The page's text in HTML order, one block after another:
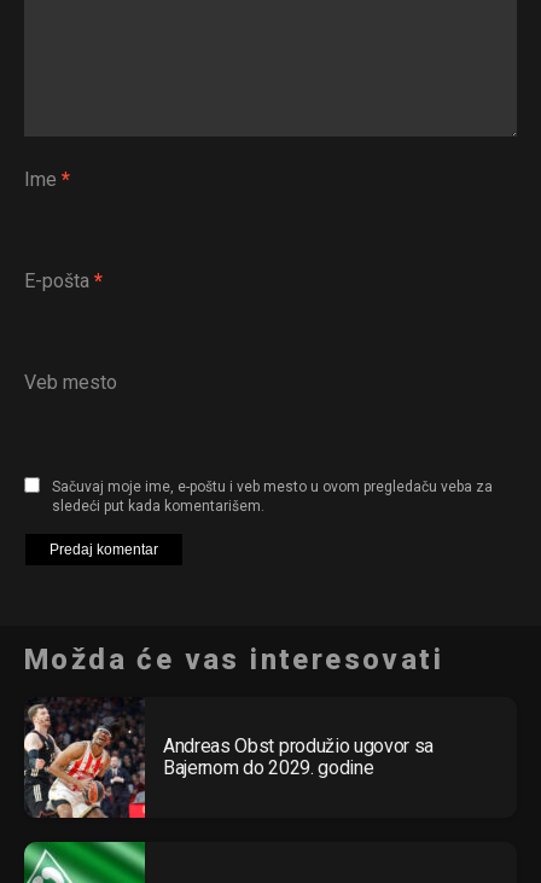
Ime *
E-pošta *
Veb mesto
Sačuvaj moje ime, e-poštu i veb mesto u ovom pregledaču veba za
sledeći put kada komentarišem.
Možda će vas interesovati
Andreas Obst produžio ugovor sa
Bajernom do 2029. godine